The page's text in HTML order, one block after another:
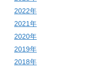
2022年
2021年
2020年
2019年
2018年